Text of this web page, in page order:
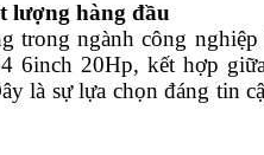
lượng hàng đầu
trong ngành công
6inch 20Hp, kết hợp
là sự lựa chọn đáng tin